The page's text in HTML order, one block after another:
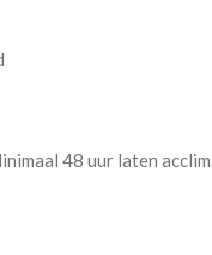
48 uur laten